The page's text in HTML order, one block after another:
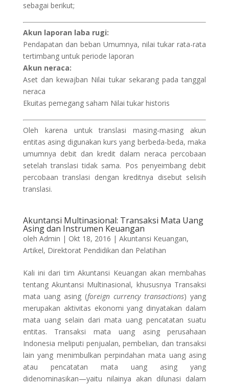
sebagai berikut;
Akun laporan laba rugi:
Pendapatan dan beban Umumnya, nilai tukar rata-rata
tertimbang untuk periode laporan
Akun neraca:
Aset dan kewajban Nilai tukar sekarang pada tanggal
neraca
Ekuitas pemegang saham Nilai tukar historis
Oleh karena untuk translasi masing-masing akun
entitas asing digunakan kurs yang berbeda-beda, maka
umumnya debit dan kredit dalam neraca percobaan
setelah translasi tidak sama. Pos penyeimbang debit
percobaan translasi dengan kreditnya disebut selisih
translasi.
Akuntansi Multinasional: Transaksi Mata Uang
Asing dan Instrumen Keuangan
oleh Admin | Okt 18, 2016 | Akuntansi Keuangan,
Artikel, Direktorat Pendidikan dan Pelatihan
Kali ini dari tim Akuntansi Keuangan akan membahas
tentang Akuntansi Multinasional, khususnya Transaksi
mata uang asing (foreign currency transactions) yang
merupakan aktivitas ekonomi yang dinyatakan dalam
mata uang selain dari mata uang pencatatan suatu
entitas. Transaksi mata uang asing perusahaan
Indonesia meliputi penjualan, pembelian, dan transaksi
lain yang menimbulkan perpindahan mata uang asing
atau pencatatan mata uang asing yang
didenominasikan—yaitu nilainya akan dilunasi dalam